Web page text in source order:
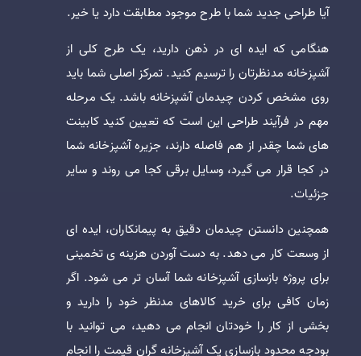
آیا طراحی جدید شما با طرح موجود مطابقت دارد یا خیر.
هنگامی که ایده ای در ذهن دارید، یک طرح کلی از
آشپزخانه مدنظرتان را ترسیم کنید. تمرکز اصلی شما باید
روی مشخص کردن چیدمان آشپزخانه باشد. یک مرحله
مهم در فرآیند طراحی این است که تعیین کنید کابینت
های شما چقدر از هم فاصله دارند، جزیره آشپزخانه شما
در کجا قرار می گیرد، وسایل برقی کجا می روند و سایر
جزئیات.
همچنین دانستن چیدمان دقیق به پیمانکاران، ایده‌ ای
از وسعت کار می دهد. به دست آوردن هزینه ی تخمینی
برای پروژه بازسازی آشپزخانه شما آسان تر می شود. اگر
زمان کافی برای خرید کالاهای مدنظر خود را دارید و
بخشی از کار را خودتان انجام می دهید، می توانید با
بودجه محدود بازسازی یک آشپزخانه گران قیمت را انجام